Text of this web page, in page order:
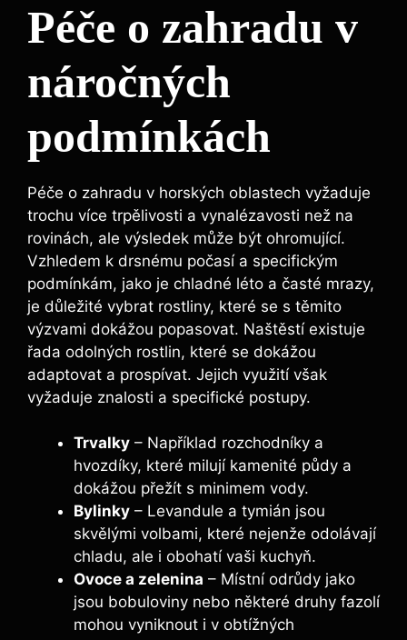
Péče o zahradu v
náročných
podmínkách
Péče o zahradu v horských oblastech vyžaduje
trochu více trpělivosti a vynalézavosti než na
rovinách, ale výsledek může být ohromující.
Vzhledem k drsnému počasí a specifickým
podmínkám, jako je chladné léto a časté mrazy,
je důležité vybrat rostliny, které se s těmito
výzvami dokážou popasovat. Naštěstí existuje
řada odolných rostlin, které se dokážou
adaptovat a prospívat. Jejich využití však
vyžaduje znalosti a specifické postupy.
Trvalky – Například rozchodníky a
hvozdíky, které milují kamenité půdy a
dokážou přežít s minimem vody.
Bylinky – Levandule a tymián jsou
skvělými volbami, které nejenže odolávají
chladu, ale i obohatí vaši kuchyň.
Ovoce a zelenina – Místní odrůdy jako
jsou bobuloviny nebo některé druhy fazolí
mohou vyniknout i v obtížných